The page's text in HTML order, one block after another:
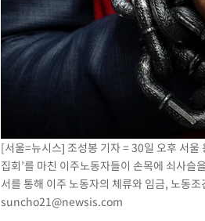
[서울=뉴시스] 조성봉 기자 = 30일 오후 서
집회’를 마친 이주노동자들이 손목에 쇠사슬
서를 통해 이주 노동자의 체류와 임금, 노동
suncho21@newsis.com